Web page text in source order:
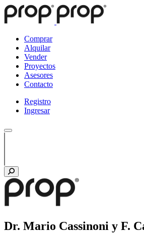
Comprar
Alquilar
Vender
Proyectos
Asesores
Contacto
Registro
Ingresar
Dr. Mario Cassinoni y F.